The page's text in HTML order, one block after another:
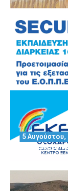
Θέλεις
5 Αυγούστου,